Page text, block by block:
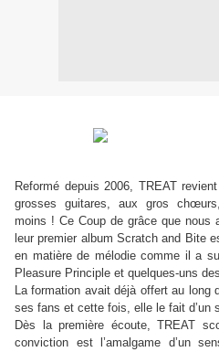
Reformé depuis 2006, TREAT
grosses guitares, aux gros
moins ! Ce Coup de grâce que nous
leur premier album Scratch and Bite
en matière de mélodie comme il a
Pleasure Principle et quelques-uns
La formation avait déjà offert au long
ses fans et cette fois, elle le fait d’un
Dès la première écoute, TREAT
conviction est l’amalgame d’un